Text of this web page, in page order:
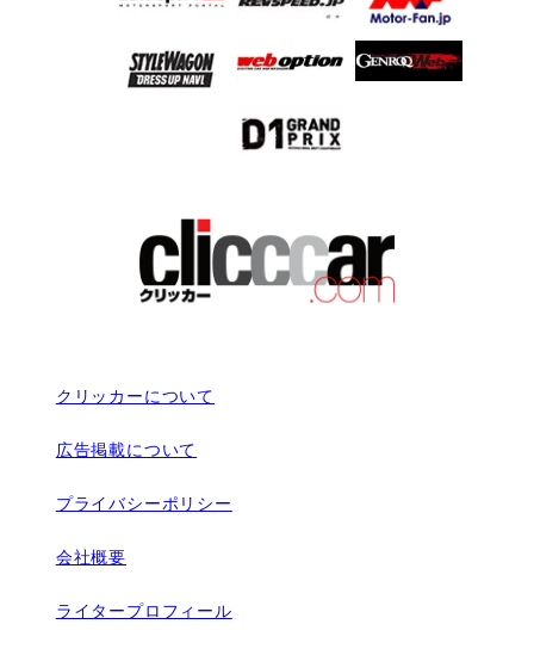
クリッカーについて
広告掲載について
プライバシーポリシー
会社概要
ライタープロフィール